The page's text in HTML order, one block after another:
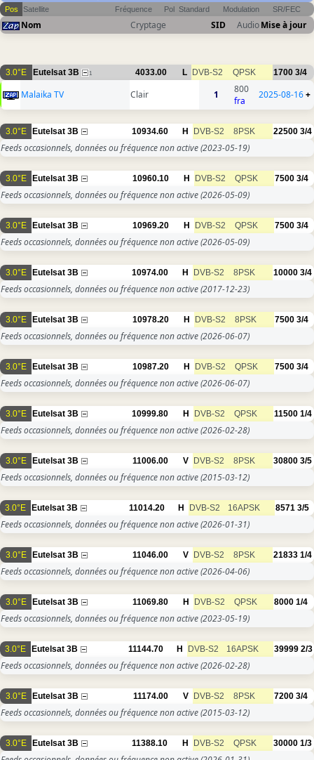
Pos Satellite Fréquence Pol Standard Modulation SR/FEC
Nom Cryptage SID AudioMise à jour
3.0°E Eutelsat 3B 1 4033.00 L DVB-S2 QPSK 1700 3/4
Malaika TV Clair 1
800
fra
2025-08-16+
3.0°E Eutelsat 3B 10934.60 H DVB-S2 8PSK 22500 3/4
Feeds occasionnels, données ou fréquence non active(2023-05-19)
3.0°E Eutelsat 3B 10960.10 H DVB-S2 QPSK 7500 3/4
Feeds occasionnels, données ou fréquence non active(2026-05-09)
3.0°E Eutelsat 3B 10969.20 H DVB-S2 QPSK 7500 3/4
Feeds occasionnels, données ou fréquence non active(2026-05-09)
3.0°E Eutelsat 3B 10974.00 H DVB-S2 8PSK 10000 3/4
Feeds occasionnels, données ou fréquence non active(2017-12-23)
3.0°E Eutelsat 3B 10978.20 H DVB-S2 8PSK 7500 3/4
Feeds occasionnels, données ou fréquence non active(2026-06-07)
3.0°E Eutelsat 3B 10987.20 H DVB-S2 QPSK 7500 3/4
Feeds occasionnels, données ou fréquence non active(2026-06-07)
3.0°E Eutelsat 3B 10999.80 H DVB-S2 QPSK 11500 1/4
Feeds occasionnels, données ou fréquence non active(2026-02-28)
3.0°E Eutelsat 3B 11006.00 V DVB-S2 8PSK 30800 3/5
Feeds occasionnels, données ou fréquence non active(2015-03-12)
3.0°E Eutelsat 3B 11014.20 H DVB-S2 16APSK 8571 3/5
Feeds occasionnels, données ou fréquence non active(2026-01-31)
3.0°E Eutelsat 3B 11046.00 V DVB-S2 8PSK 21833 1/4
Feeds occasionnels, données ou fréquence non active(2026-04-06)
3.0°E Eutelsat 3B 11069.80 H DVB-S2 QPSK 8000 1/4
Feeds occasionnels, données ou fréquence non active(2023-05-19)
3.0°E Eutelsat 3B 11144.70 H DVB-S2 16APSK 39999 2/3
Feeds occasionnels, données ou fréquence non active(2026-02-28)
3.0°E Eutelsat 3B 11174.00 V DVB-S2 8PSK 7200 3/4
Feeds occasionnels, données ou fréquence non active(2015-03-12)
3.0°E Eutelsat 3B 11388.10 H DVB-S2 QPSK 30000 1/3